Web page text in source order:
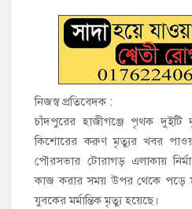
গণঅভ্যুত্থান দিবস’ পালিত
‘জনগণের ভোটে নির্বাচিত হয়ে
আলহাজ্ব এমএ হান্নান এমপি
নৌ পুলিশ ফাঁড়ির নাকের ডগায় কারেন্ট
নিষিদ্ধ জাল মেরামত ও মাছ শিকার
নিজস্ব প্রতিবেদক :
চাঁদপুরের হাজীগঞ্জে পৃথক দুইটি
কিশোরের করুণ মৃত্যুর খবর
পৌরসভার টোরাগড় এলাকায়
কাজ করার সময় উপর থেকে পড়ে
যুবকের মর্মান্তিক মৃত্যু হয়েছে।